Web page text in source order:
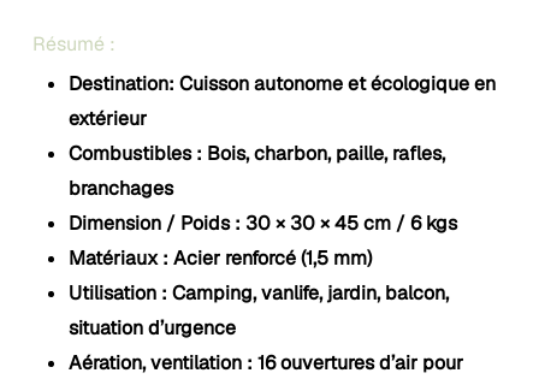
Résumé :
Destination: Cuisson autonome et écologique en
extérieur
Combustibles : Bois, charbon, paille, rafles,
branchages
Dimension / Poids : 30 × 30 × 45 cm / 6 kgs
Matériaux : Acier renforcé (1,5 mm)
Utilisation : Camping, vanlife, jardin, balcon,
situation d’urgence
Aération, ventilation : 16 ouvertures d’air pour